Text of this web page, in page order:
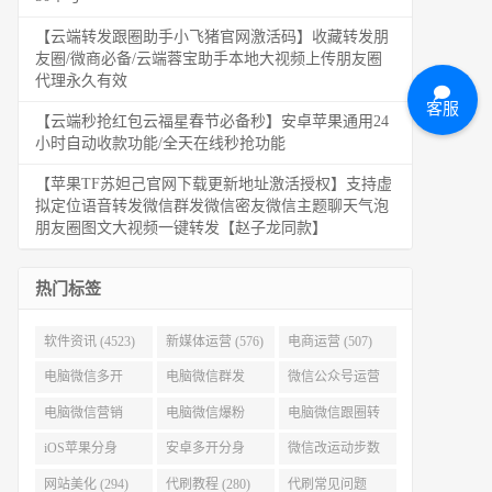
【云端转发跟圈助手小飞猪官网激活码】收藏转发朋
友圈/微商必备/云端蓉宝助手本地大视频上传朋友圈
代理永久有效
【云端秒抢红包云福星春节必备秒】安卓苹果通用24
小时自动收款功能/全天在线秒抢功能
【苹果TF苏妲己官网下载更新地址激活授权】支持虚
拟定位语音转发微信群发微信密友微信主题聊天气泡
朋友圈图文大视频一键转发【赵子龙同款】
热门标签
软件资讯 (4523) 新媒体运营 (576) 电商运营 (507)
电脑微信多开
(479)
电脑微信群发
(477)
微信公众号运营
(404)
电脑微信营销
(386)
电脑微信爆粉
(384)
电脑微信跟圈转
发 (379)
iOS苹果分身
(371)
安卓多开分身
(333)
微信改运动步数
(313)
网站美化 (294) 代刷教程 (280) 代刷常见问题
客服